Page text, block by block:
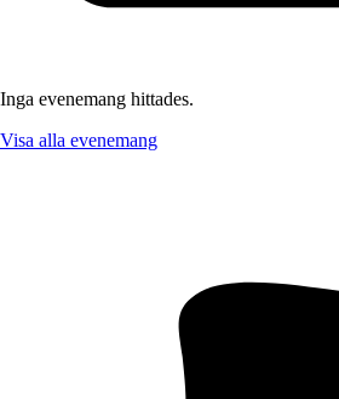
Inga evenemang hittades.
Visa alla evenemang